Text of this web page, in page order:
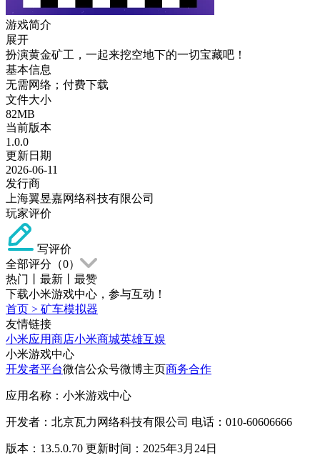
游戏简介
展开
扮演黄金矿工，一起来挖空地下的一切宝藏吧！
基本信息
无需网络；付费下载
文件大小
82MB
当前版本
1.0.0
更新日期
2026-06-11
发行商
上海翼昱嘉网络科技有限公司
玩家评价
写评价
全部评分（0）
热门
最新
最赞
下载小米游戏中心，参与互动！
首页 > 矿车模拟器
友情链接
小米应用商店小米商城英雄互娱
小米游戏中心
开发者平台微信公众号微博主页商务合作
应用名称：小米游戏中心
开发者：北京瓦力网络科技有限公司 电话：010-60606666
版本：13.5.0.70 更新时间：2025年3月24日